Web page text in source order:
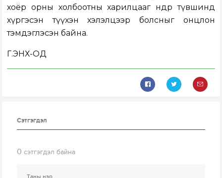
хоёр орны холбоотны харилцааг өндөр түвшинд
хүргэсэн түүхэн хэлэлцээр болсныг онцлон
тэмдэглэсэн байна.
Г.ЭНХ-ОД
Сэтгэгдэл
0 сэтгэгдэл байна